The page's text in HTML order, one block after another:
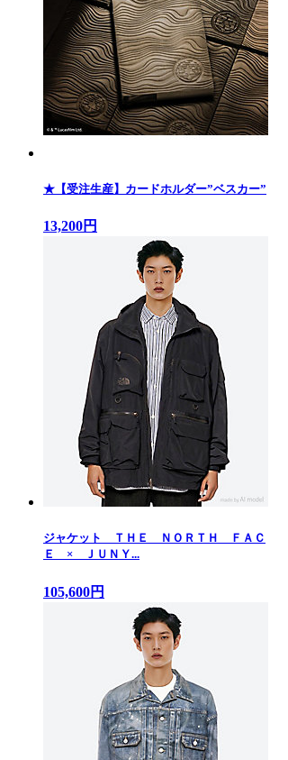
★【受注生産】カードホルダー”ベスカー”
13,200円
ジャケット ＴＨＥ ＮＯＲＴＨ ＦＡＣ
Ｅ × ＪＵＮＹ...
105,600円